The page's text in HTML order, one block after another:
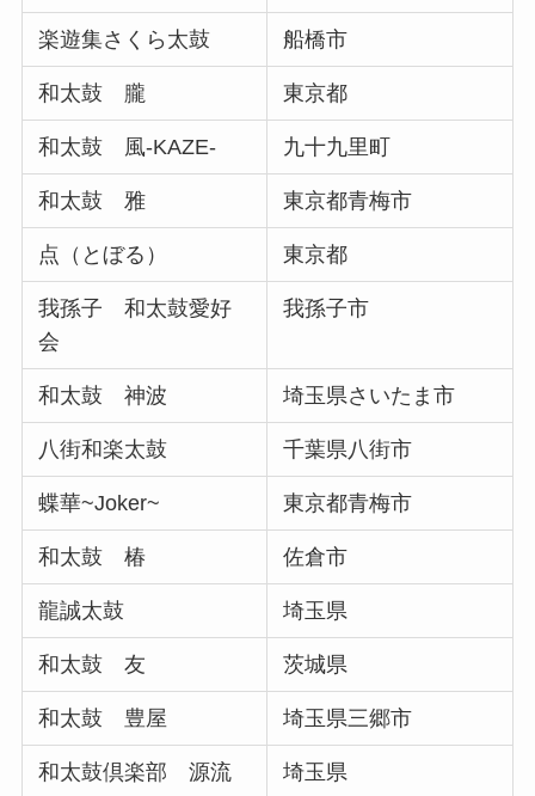
楽遊集さくら太鼓 船橋市
和太鼓 朧 東京都
和太鼓 風-KAZE- 九十九里町
和太鼓 雅 東京都青梅市
点（とぼる） 東京都
我孫子 和太鼓愛好
会
我孫子市
和太鼓 神波 埼玉県さいたま市
八街和楽太鼓 千葉県八街市
蝶華~Joker~ 東京都青梅市
和太鼓 椿 佐倉市
龍誠太鼓 埼玉県
和太鼓 友 茨城県
和太鼓 豊屋 埼玉県三郷市
和太鼓倶楽部 源流 埼玉県